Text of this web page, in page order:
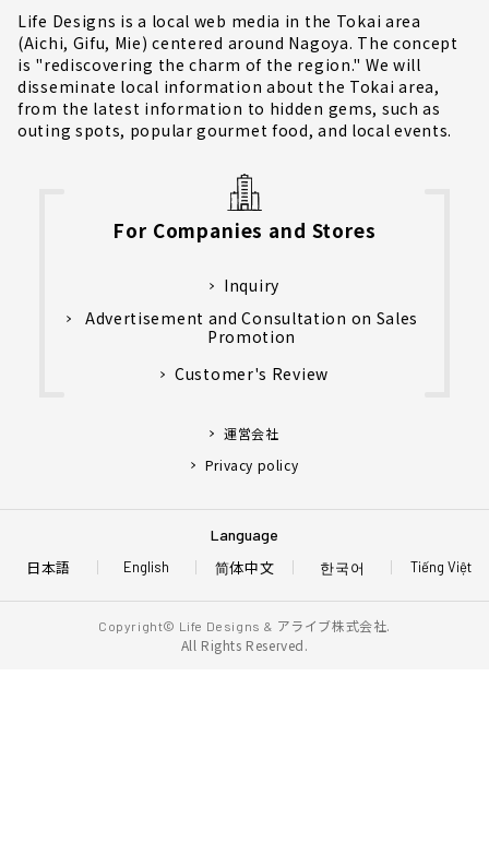
Life Designs is a local web media in the Tokai area
(Aichi, Gifu, Mie) centered around Nagoya. The concept
is "rediscovering the charm of the region." We will
disseminate local information about the Tokai area,
from the latest information to hidden gems, such as
outing spots, popular gourmet food, and local events.
For Companies and Stores
Inquiry
Advertisement and Consultation on Sales
Promotion
Customer's Review
運営会社
Privacy policy
Language
日本語 English Tiếng Việt
简体中文 한국어
Copyright© Life Designs & アライブ株式会社.
All Rights Reserved.